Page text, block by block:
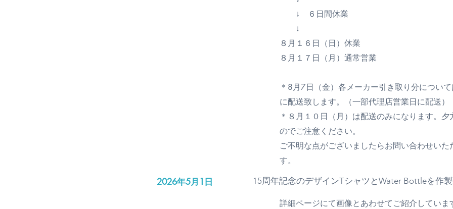
↓ ６日間休業
↓
８月１６日（日）休業
８月１７日（月）通常営業
＊8月7日（金）各メーカー引き取り分につい
に配送致します。（一部代理店営業日に配送）
＊８月１０日（月）は配送のみになります。
のでご注意ください。
ご不明な点がございましたらお問い合わせいた
す。
2026年5月1日 15周年記念のデザインTシャツとWater Bottleを作製
詳細ページにて画像とあわせてご紹介していま